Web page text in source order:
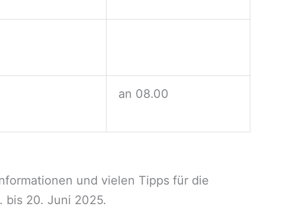
an 08.00
und vielen Tipps für die
bis 20. Juni 2025.